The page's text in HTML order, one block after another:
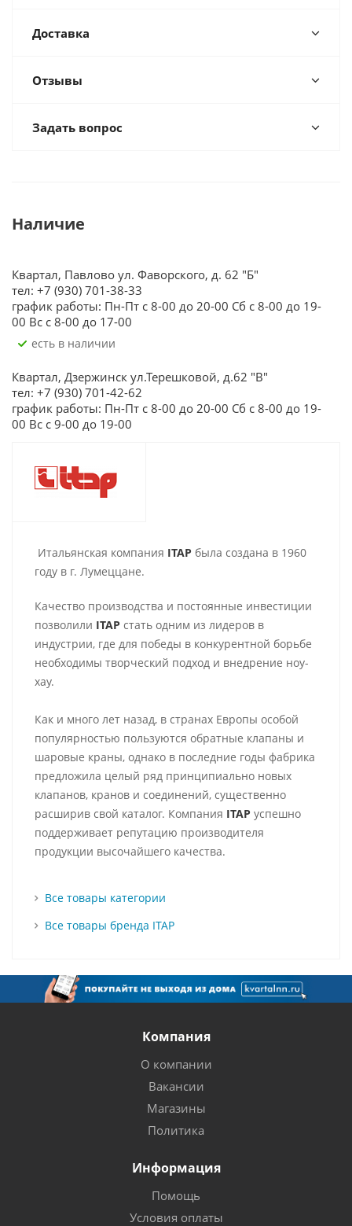
Доставка
Отзывы
Задать вопрос
Наличие
Квартал, Павлово ул. Фаворского, д. 62 "Б"
тел: +7 (930) 701-38-33
график работы: Пн-Пт с 8-00 до 20-00 Сб с 8-00 до 19-
00 Вс с 8-00 до 17-00
Есть в наличии
Квартал, Дзержинск ул.Терешковой, д.62 "В"
тел: +7 (930) 701-42-62
график работы: Пн-Пт с 8-00 до 20-00 Сб с 8-00 до 19-
00 Вс с 9-00 до 19-00
Итальянская компания ITAP была создана в 1960
году в г. Лумеццане.
Качество производства и постоянные инвестиции
позволили ITAP стать одним из лидеров в
индустрии, где для победы в конкурентной борьбе
необходимы творческий подход и внедрение ноу-
хау.
Как и много лет назад, в странах Европы особой
популярностью пользуются обратные клапаны и
шаровые краны, однако в последние годы фабрика
предложила целый ряд принципиально новых
клапанов, кранов и соединений, существенно
расширив свой каталог. Компания ITAP успешно
поддерживает репутацию производителя
продукции высочайшего качества.
Все товары категории
Все товары бренда ITAP
Компания
О компании
Вакансии
Магазины
Политика
Информация
Помощь
Условия оплаты